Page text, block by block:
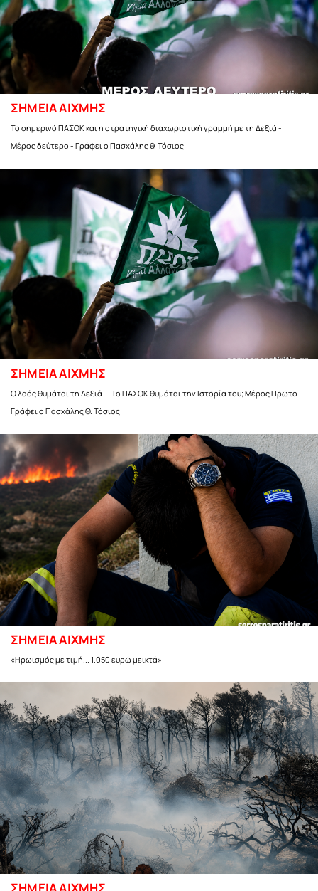
ΣΗΜΕΙΑ ΑΙΧΜΗΣ
Το σημερινό ΠΑΣΟΚ και η στρατηγική διαχωριστική γραμμή με τη Δεξιά -
Μέρος δεύτερο - Γράφει ο Πασχάλης θ. Τόσιος
ΣΗΜΕΙΑ ΑΙΧΜΗΣ
Ο λαός θυμάται τη Δεξιά — Το ΠΑΣΟΚ θυμάται την Ιστορία του; Μέρος Πρώτο -
Γράφει ο Πασχάλης Θ. Τόσιος
ΣΗΜΕΙΑ ΑΙΧΜΗΣ
«Ηρωισμός με τιμή... 1.050 ευρώ μεικτά»